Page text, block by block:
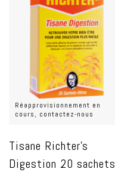
Réapprovisionnement en
cours, contactez-nous
Tisane Richter's
Digestion 20 sachets